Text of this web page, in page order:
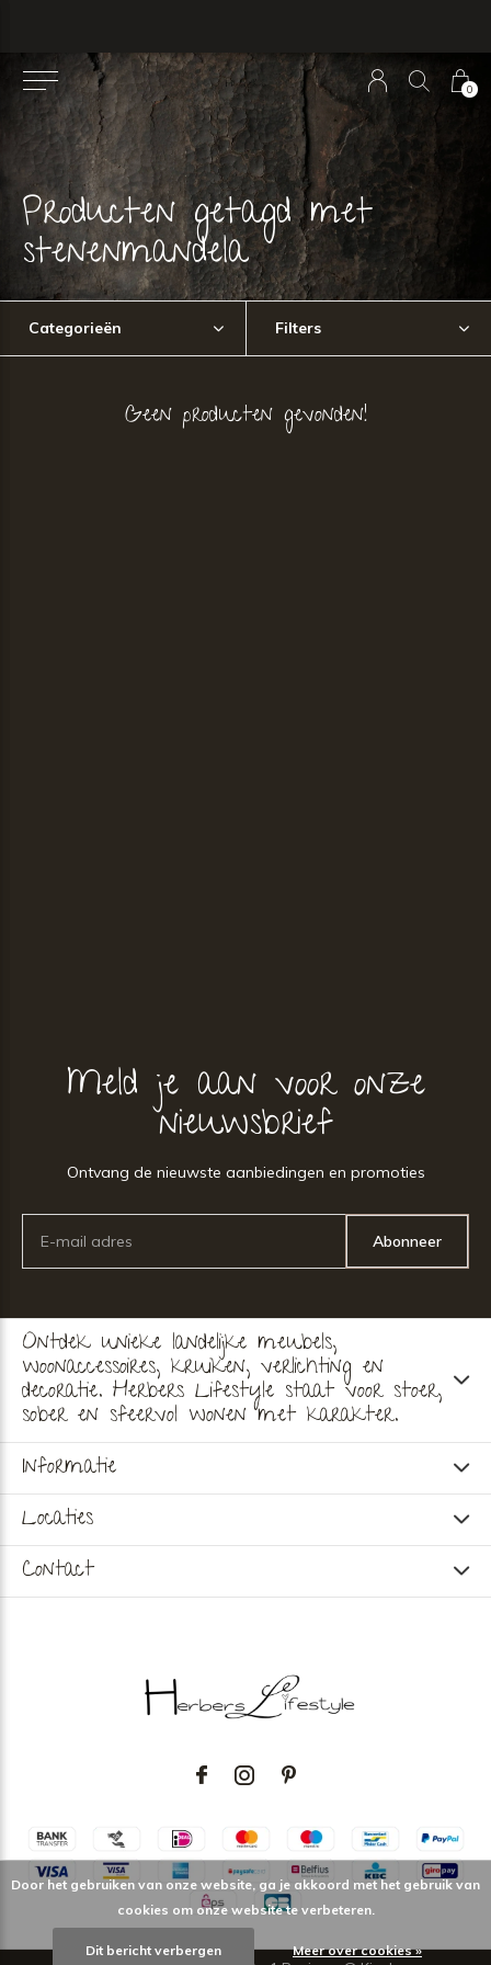
0
Producten getagd met
stenenmandela
Categorieën Filters
Geen producten gevonden!
Meld je aan voor onze
nieuwsbrief
Ontvang de nieuwste aanbiedingen en promoties
Abonneer
Ontdek unieke landelijke meubels,
woonaccessoires, kruiken, verlichting en
decoratie. Herbers Lifestyle staat voor stoer,
sober en sfeervol wonen met karakter.
Informatie
Locaties
Contact
Door het gebruiken van onze website, ga je akkoord met het gebruik van
cookies om onze website te verbeteren.
Dit bericht verbergen Meer over cookies »